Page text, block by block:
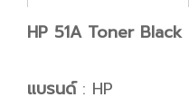
HP 51A Toner Black
แบรนด์: HP